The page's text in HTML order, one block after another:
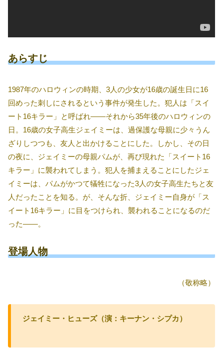
あらすじ
1987年のハロウィンの時期、3人の少女が16歳の誕生日に16
回めった刺しにされるという事件が発生した。犯人は「スイ
ート16キラー」と呼ばれ――それから35年後のハロウィンの
日。16歳の女子高生ジェイミーは、過保護な母親に少々うん
ざりしつつも、友人と出かけることにした。しかし、その日
の夜に、ジェイミーの母親パムが、再び現れた「スイート16
キラー」に襲われてしまう。犯人を捕まえることにしたジェ
イミーは、パムがかつて犠牲になった3人の女子高生たちと友
人だったことを知る。が、そんな折、ジェイミー自身が「ス
イート16キラー」に目をつけられ、襲われることになるのだ
った――。
登場人物
（敬称略）
ジェイミー・ヒューズ（演：キーナン・シプカ）